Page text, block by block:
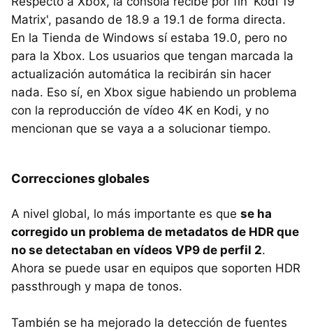
Matrix', pasando de 18.9 a 19.1 de forma directa.
En la Tienda de Windows sí estaba 19.0, pero no
para la Xbox. Los usuarios que tengan marcada la
actualización automática la recibirán sin hacer
nada. Eso sí, en Xbox sigue habiendo un problema
con la reproducción de vídeo 4K en Kodi, y no
mencionan que se vaya a a solucionar tiempo.
Correcciones globales
A nivel global, lo más importante es que se ha
corregido un problema de metadatos de HDR que
no se detectaban en vídeos VP9 de perfil 2.
Ahora se puede usar en equipos que soporten HDR
passthrough y mapa de tonos.
También se ha mejorado la detección de fuentes